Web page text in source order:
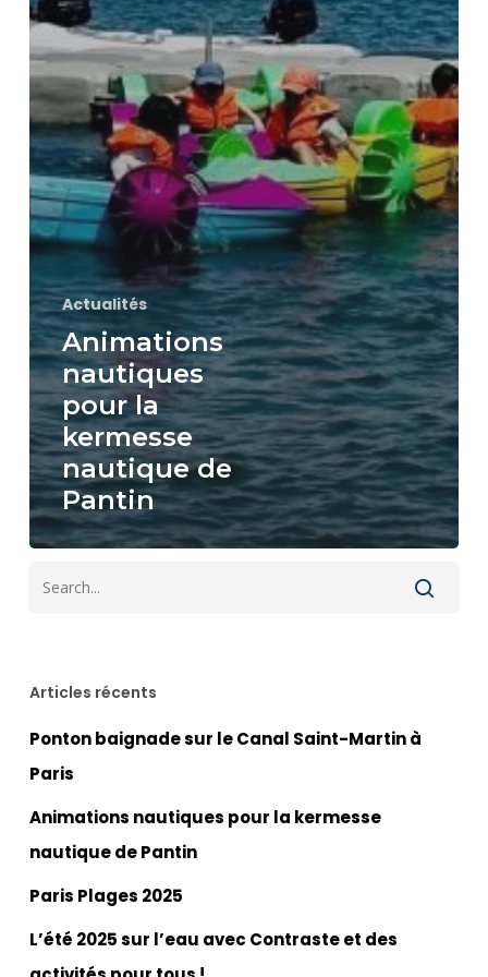
Actualités
Animations
nautiques
pour la
kermesse
nautique de
Pantin
Articles récents
Ponton baignade sur le Canal Saint-Martin à
Paris
Animations nautiques pour la kermesse
nautique de Pantin
Paris Plages 2025
L’été 2025 sur l’eau avec Contraste et des